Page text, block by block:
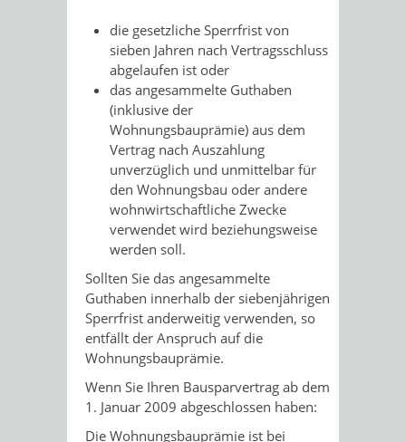
die gesetzliche Sperrfrist von
sieben Jahren nach Vertragsschluss
abgelaufen ist oder
das angesammelte Guthaben
(inklusive der
Wohnungsbauprämie) aus dem
Vertrag nach Auszahlung
unverzüglich und unmittelbar für
den Wohnungsbau oder andere
wohnwirtschaftliche Zwecke
verwendet wird beziehungsweise
werden soll.
Sollten Sie das angesammelte
Guthaben innerhalb der siebenjährigen
Sperrfrist anderweitig verwenden, so
entfällt der Anspruch auf die
Wohnungsbauprämie.
Wenn Sie Ihren Bausparvertrag ab dem
1. Januar 2009 abgeschlossen haben:
Die Wohnungsbauprämie ist bei